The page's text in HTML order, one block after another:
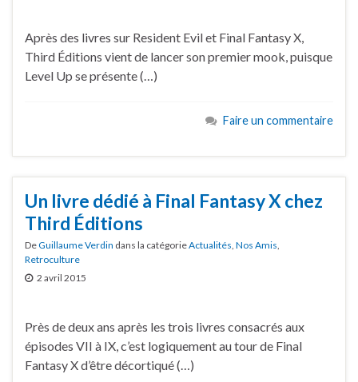
Après des livres sur Resident Evil et Final Fantasy X,
Third Éditions vient de lancer son premier mook, puisque
Level Up se présente (…)
Faire un commentaire
Un livre dédié à Final Fantasy X chez
Third Éditions
DeGuillaume Verdin dans la catégorieActualités, Nos Amis,
Retroculture
2 avril 2015
Près de deux ans après les trois livres consacrés aux
épisodes VII à IX, c’est logiquement au tour de Final
Fantasy X d’être décortiqué (…)